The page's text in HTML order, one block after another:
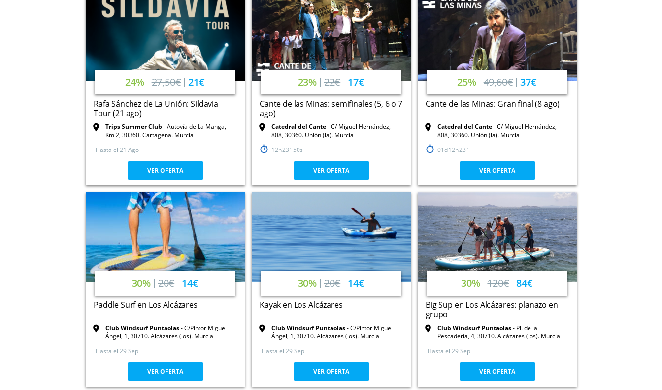
24% 27,50€ 21€
Rafa Sánchez de La Unión: Sildavia
Tour (21 ago)
Trips Summer Club
Autovía de La Manga,
Km 2, 30360. Cartagena. Murcia
Hasta el 21 Ago
VER OFERTA
23% 22€ 17€
Cante de las Minas: semifinales (5, 6 o 7
ago)
Catedral del Cante C/ Miguel Hernández,
808, 30360. Unión (la). Murcia
12 23 49
VER OFERTA
25% 49,60€ 37€
Cante de las Minas: Gran final (8 ago)
Catedral del Cante C/ Miguel Hernández,
808, 30360. Unión (la). Murcia
01
12 23
VER OFERTA
30% 20€ 14€
Paddle Surf en Los Alcázares
Club Windsurf Puntaolas C/Pintor Miguel
Ángel, 1, 30710. Alcázares (los). Murcia
Hasta el 29 Sep
VER OFERTA
30% 20€ 14€
Kayak en Los Alcázares
Club Windsurf Puntaolas C/Pintor Miguel
Ángel, 1, 30710. Alcázares (los). Murcia
Hasta el 29 Sep
VER OFERTA
30% 120€ 84€
Big Sup en Los Alcázares: planazo en
grupo
Club Windsurf Puntaolas
Pl. de la
Pescadería, 4, 30710. Alcázares (los). Murcia
Hasta el 29 Sep
VER OFERTA